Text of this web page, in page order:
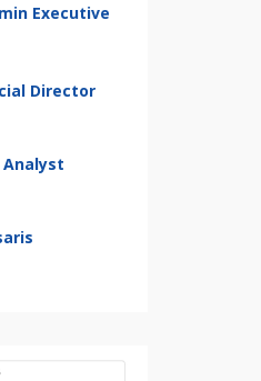
Executive
Director
Analyst